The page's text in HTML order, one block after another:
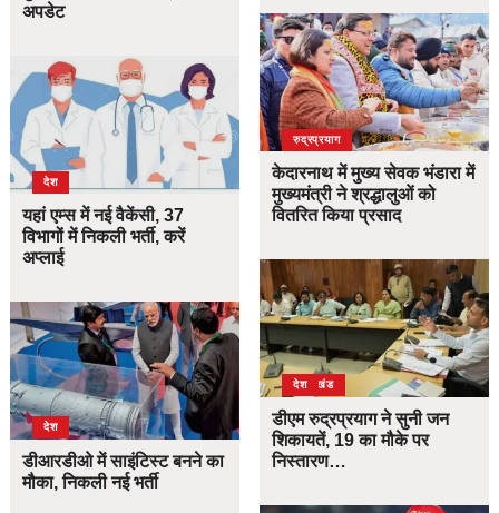
अपडेट
देश
यहां एम्स में नई वैकेंसी, 37
विभागों में निकली भर्ती, करें
अप्लाई
देश
डीआरडीओ में साइंटिस्ट बनने का
मौका, निकली नई भर्ती
उत्तराखंड
देश
रुद्रप्रयाग
केदारनाथ में मुख्य सेवक भंडारा में
मुख्यमंत्री ने श्रद्धालुओं को
वितरित किया प्रसाद
उत्तराखंड
देश
डीएम रुद्रप्रयाग ने सुनी जन
शिकायतें, 19 का मौके पर
निस्तारण…